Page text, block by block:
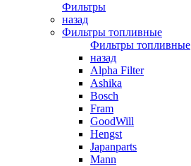
Фильтры
назад
Фильтры топливные
Фильтры топливные
назад
Alpha Filter
Ashika
Bosch
Fram
GoodWill
Hengst
Japanparts
Mann